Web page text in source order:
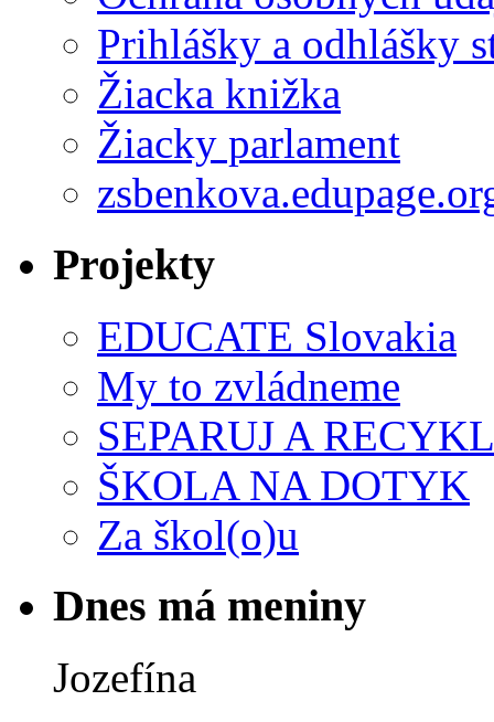
Prihlášky a odhlášky
Žiacka knižka
Žiacky parlament
Projekty
EDUCATE Slovakia
My to zvládneme
SEPARUJ A
ŠKOLA NA DOTYK
Za škol(o)u
Dnes má meniny
Jozefína